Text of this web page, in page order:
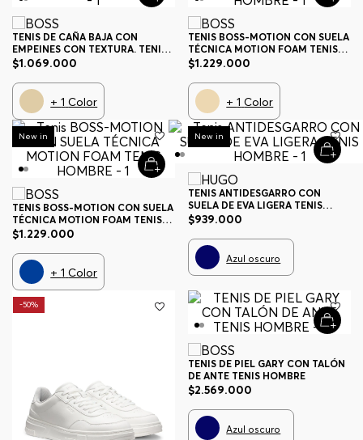
TENIS DE CAÑA BAJA CON
EMPEINES CON TEXTURA. TENIS
HOMBRE
$1.069.000
+1 Color
TENIS BOSS-MOTION CON SUELA
TÉCNICA MOTION FOAM TENIS
HOMBRE
$1.229.000
+1 Color
New in
TENIS BOSS-MOTION CON SUELA
TÉCNICA MOTION FOAM TENIS
HOMBRE
$1.229.000
+1 Color
New in
TENIS ANTIDESGARRO CON
SUELA DE EVA LIGERA TENIS
HOMBRE
$939.000
Azul oscuro
-50%
TENIS DE PIEL GARY CON TALÓN
DE ANTE TENIS HOMBRE
$2.569.000
Azul oscuro